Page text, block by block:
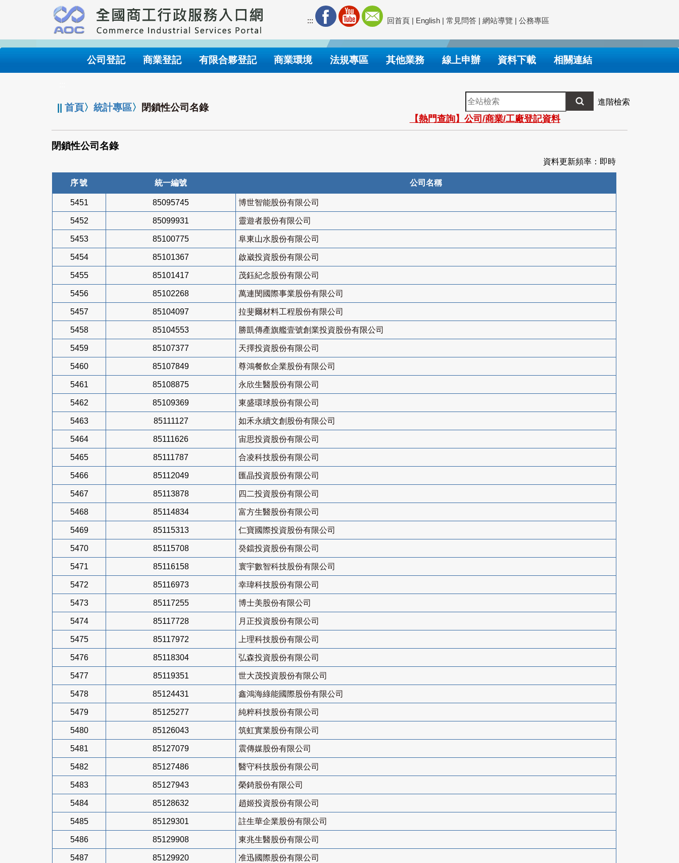
要
內
::: 回首頁 | English | 常見問答 | 網站導覽 | 公務專區
公司登記 商業登記 有限合夥登記 商業環境 法規專區 其他業務 線上申辦 資料下載 相關連結
||首頁〉統計專區〉 閉鎖性公司名錄
全
站
檢
索
進階檢索
【熱門查詢】公司/商業/工廠登記資料
閉鎖性公司名錄
資料更新頻率：即時
序號 統一編號 公司名稱
5451 85095745 博世智能股份有限公司
5452 85099931 靈遊者股份有限公司
5453 85100775 阜東山水股份有限公司
5454 85101367 啟崴投資股份有限公司
5455 85101417 茂鈺紀念股份有限公司
5456 85102268 萬連閔國際事業股份有限公司
5457 85104097 拉斐爾材料工程股份有限公司
5458 85104553 勝凱傳產旗艦壹號創業投資股份有限公司
5459 85107377 天擇投資股份有限公司
5460 85107849 尊鴻餐飲企業股份有限公司
5461 85108875 永欣生醫股份有限公司
5462 85109369 東盛環球股份有限公司
5463 85111127 如禾永續文創股份有限公司
5464 85111626 宙思投資股份有限公司
5465 85111787 合凌科技股份有限公司
5466 85112049 匯晶投資股份有限公司
5467 85113878 四二投資股份有限公司
5468 85114834 富方生醫股份有限公司
5469 85115313 仁寶國際投資股份有限公司
5470 85115708 癸鐺投資股份有限公司
5471 85116158 寰宇數智科技股份有限公司
5472 85116973 幸瑋科技股份有限公司
5473 85117255 博士美股份有限公司
5474 85117728 月正投資股份有限公司
5475 85117972 上理科技股份有限公司
5476 85118304 弘森投資股份有限公司
5477 85119351 世大茂投資股份有限公司
5478 85124431 鑫鴻海綠能國際股份有限公司
5479 85125277 純粹科技股份有限公司
5480 85126043 筑虹實業股份有限公司
5481 85127079 震傳媒股份有限公司
5482 85127486 醫守科技股份有限公司
5483 85127943 榮錡股份有限公司
5484 85128632 趙姬投資股份有限公司
5485 85129301 註生華企業股份有限公司
5486 85129908 東兆生醫股份有限公司
5487 85129920 准迅國際股份有限公司